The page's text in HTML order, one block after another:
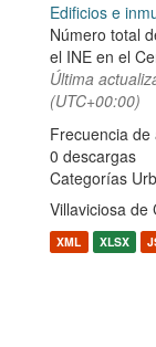
Edificios e
Número total
el INE en el
Última
(UTC+00:00)
Frecuencia de
0 descargas
Categorías
Villaviciosa de
XML XLSX